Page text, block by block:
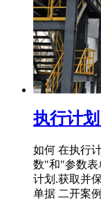
执行计
如何 在执行
数"和"参数表
计划.获取并
单据 二开案